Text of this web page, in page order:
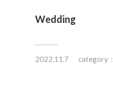
Wedding
2022.11.7 category：